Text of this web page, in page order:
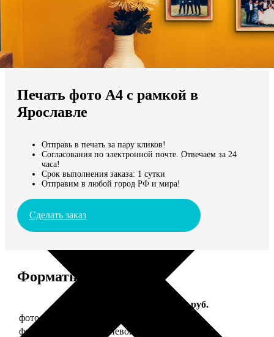
Мы доставляем по всему миру
Продолжить без города
Печать фото А4 с рамкой в
Ярославле
Отправь в печать за пару кликов!
Согласования по электронной почте. Отвечаем за 24
часа!
Срок выполнения заказа: 1 сутки
Отправим в любой город РФ и мира!
Сделать заказ
Форматы и цены
Цена, руб.
фото 20х30 в деревянной рамке
фото 20х30 в алюминиевой рамке